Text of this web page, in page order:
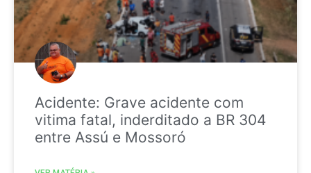
Acidente: Grave acidente com
vitima fatal, inderditado a BR 304
entre Assú e Mossoró